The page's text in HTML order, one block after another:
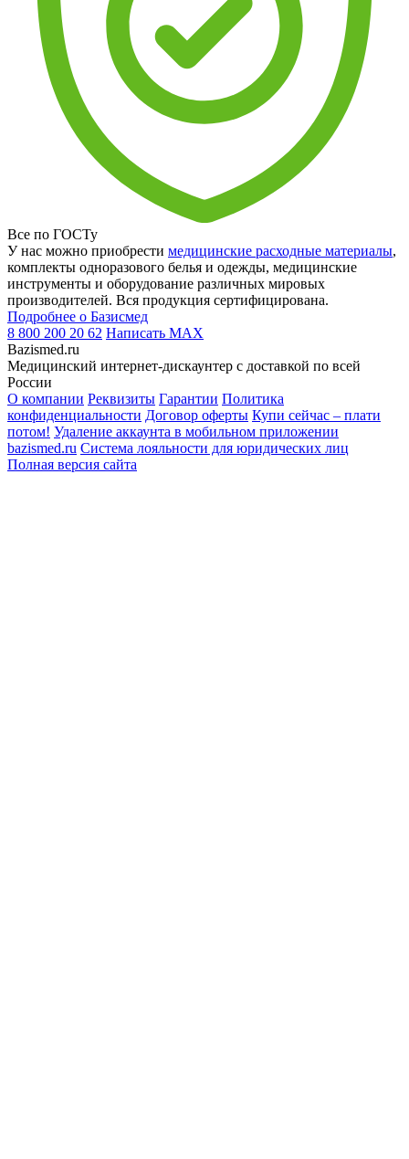
Все по ГОСТу
У нас можно приобрести медицинские расходные материалы,
комплекты одноразового белья и одежды, медицинские
инструменты и оборудование различных мировых
производителей. Вся продукция сертифицирована.
Подробнее о Базисмед
8 800 200 20 62 Написать MAX
Bazismed.ru
Медицинский интернет-дискаунтер с доставкой по всей
России
О компании Реквизиты Гарантии Политика
конфиденциальности Договор оферты Купи сейчас – плати
потом! Удаление аккаунта в мобильном приложении
bazismed.ru Система лояльности для юридических лиц
Полная версия сайта